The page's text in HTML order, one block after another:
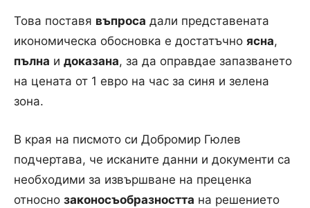
Това поставя въпроса дали представената
икономическа обосновка е достатъчно ясна,
пълна и доказана, за да оправдае запазването
на цената от 1 евро на час за синя и зелена
зона.
В края на писмото си Добромир Гюлев
подчертава, че исканите данни и документи са
необходими за извършване на преценка
относно законосъобразността на решението